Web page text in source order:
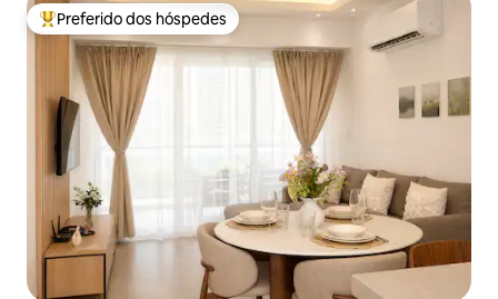
Entre os melhores preferidos dos hóspedes
Preferido dos hóspedes